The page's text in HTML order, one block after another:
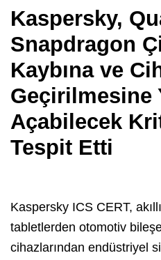
Kaspersky,
Snapdragon
Kaybına ve
Geçirilmesine
Açabilecek
Tespit Etti
Kaspersky ICS CERT,
tabletlerden otomotiv
cihazlarından endüstriyel